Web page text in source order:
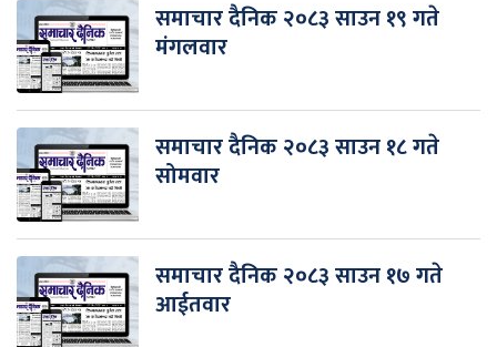
समाचार दैनिक २०८३ साउन १९ गते
मंगलवार
समाचार दैनिक २०८३ साउन १८ गते
सोमवार
समाचार दैनिक २०८३ साउन १७ गते
आईतवार